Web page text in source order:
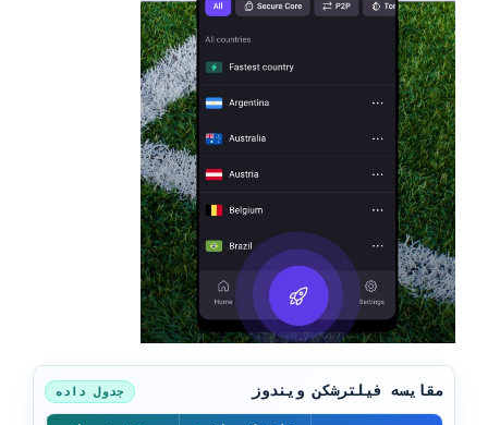
مقایسه فیلترشکن ویندوز جدول داده